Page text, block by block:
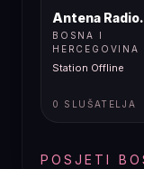
Antena
BOSNA I
HERCEGOVINA
Station Offline
0 SLUŠATELJA
POSJETI